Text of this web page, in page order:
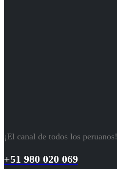
¡El canal de todos los peruanos!
+51 980 020 069